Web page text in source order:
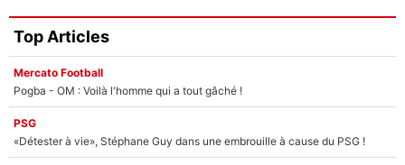
Top Articles
Mercato Football
Pogba - OM : Voilà l'homme qui a tout gâché !
PSG
«Détester à vie», Stéphane Guy dans une embrouille à cause du PSG !